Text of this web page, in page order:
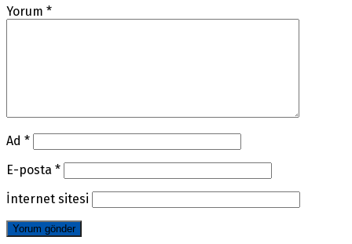
Yorum *
Ad *
E-posta *
İnternet sitesi